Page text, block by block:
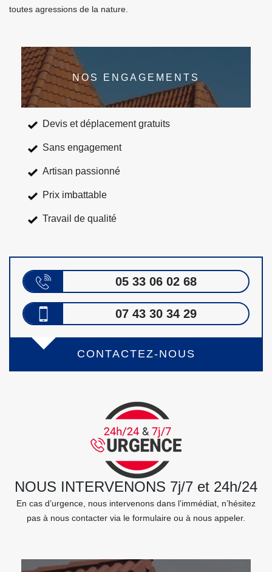
toutes agressions de la nature.
NOS ENGAGEMENTS
Devis et déplacement gratuits
Sans engagement
Artisan passionné
Prix imbattable
Travail de qualité
05 33 06 02 68
07 43 30 34 29
CONTACTEZ-NOUS
NOUS INTERVENONS 7j/7 et 24h/24
En cas d’urgence, nous intervenons dans l’immédiat, n’hésitez
pas à nous contacter via le formulaire ou à nous appeler.